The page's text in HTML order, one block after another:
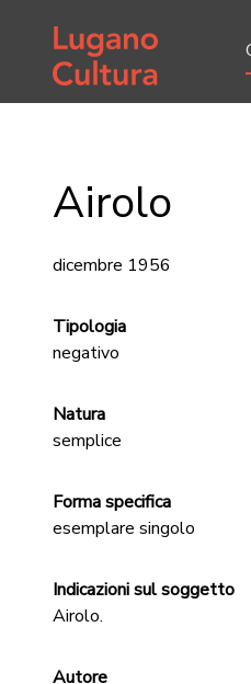
Home page
Airolo
dicembre 1956
Tipologia
negativo
Natura
semplice
Forma specifica
esemplare singolo
Indicazioni sul soggetto
Airolo.
Autore